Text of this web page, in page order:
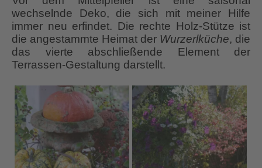
wechselnde Deko, die sich mit meiner Hilfe
immer neu erfindet. Die rechte Holz-Stütze ist
die angestammte Heimat der Wurzerlküche, die
das vierte abschließende Element der
Terrassen-Gestaltung darstellt.